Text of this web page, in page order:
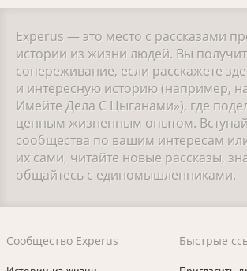
Experus — это место с рассказами
истории из жизни людей. Вы
сопереживание, если расскажете
и интересную историю (например,
Имейте Дела С Цыганами»), где
ценным жизненным опытом.
сообщества по вашим интересам
их сами, читайте новые рассказы,
общайтесь с единомышленниками.
Сообщество Experus Быстрые